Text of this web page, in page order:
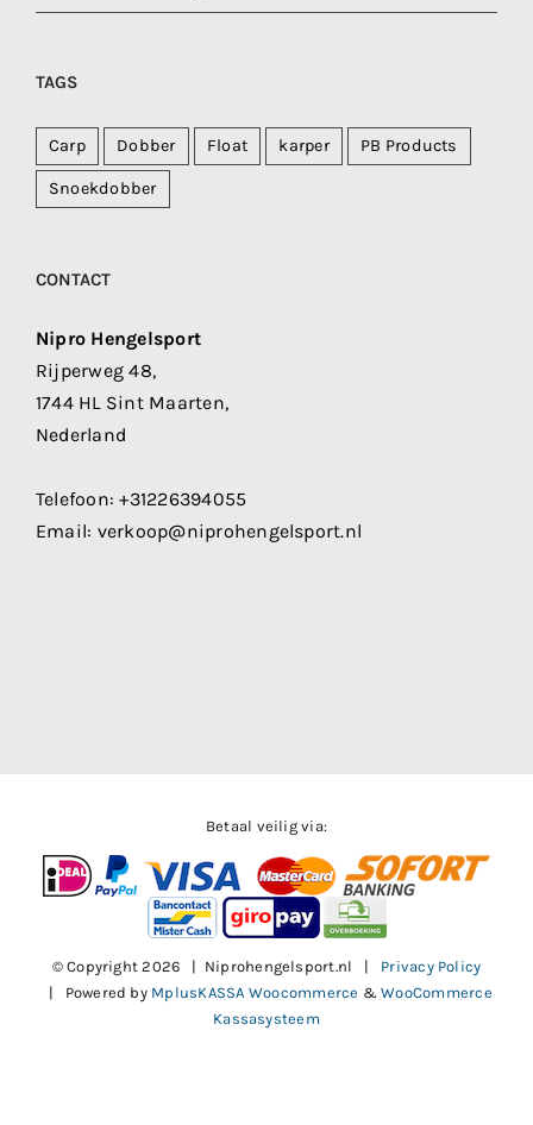
TAGS
Carp Dobber Float karper PB Products
Snoekdobber
CONTACT
Nipro Hengelsport
Rijperweg 48,
1744 HL Sint Maarten,
Nederland
Telefoon:+31226394055
Email: verkoop@niprohengelsport.nl
Betaal veilig via:
© Copyright2026 | Niprohengelsport.nl | Privacy Policy
| Powered by MplusKASSA Woocommerce &WooCommerce
Kassasysteem